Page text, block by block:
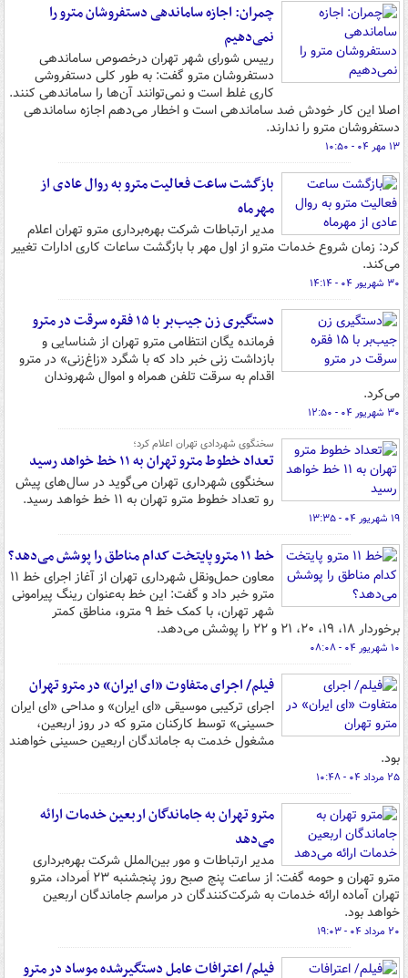
چمران: اجازه ساماندهی دستفروشان مترو را
نمی‌دهیم
رییس شورای شهر تهران درخصوص ساماندهی
دستفروشان مترو گفت: به طور کلی دستفروشی
کاری غلط است و نمی‌توانند آن‌ها را ساماندهی کنند.
اصلا این کار خودش ضد ساماندهی است و اخطار می‌دهم اجازه ساماندهی
دستفروشان مترو را ندارند.
۱۳ مهر ۰۴ - ۱۰:۵۰
بازگشت ساعت فعالیت مترو به روال عادی از
مهرماه
مدیر ارتباطات شرکت بهره‌برداری مترو تهران اعلام
کرد: زمان شروع خدمات مترو از اول مهر با بازگشت ساعات کاری ادارات تغییر
می‌کند.
۳۰ شهریور ۰۴ - ۱۴:۱۴
دستگیری زن جیب‌بر با ۱۵ فقره سرقت در مترو
فرمانده یگان انتظامی مترو تهران از شناسایی و
بازداشت زنی خبر داد که با شگرد «زاغ‌زنی» در مترو
اقدام به سرقت تلفن همراه و اموال شهروندان
می‌کرد.
۳۰ شهریور ۰۴ - ۱۲:۵۰
سخنگوی شهردادی تهران اعلام کرد؛
تعداد خطوط مترو تهران به ۱۱ خط خواهد رسید
سخنگوی شهرداری تهران می‌گوید در سال‌های پیش
رو تعداد خطوط مترو تهران به ۱۱ خط خواهد رسید.
۱۹ شهریور ۰۴ - ۱۳:۳۵
خط ۱۱ مترو پایتخت کدام مناطق را پوشش می‌دهد؟
معاون حمل‌ونقل شهرداری تهران از آغاز اجرای خط ۱۱
مترو خبر داد و گفت: این خط به‌عنوان رینگ پیرامونی
شهر تهران، با کمک خط ۹ مترو، مناطق کمتر
برخوردار ۱۸، ۱۹، ۲۰، ۲۱ و ۲۲ را پوشش می‌دهد.
۱۰ شهریور ۰۴ - ۰۸:۰۸
فیلم/ اجرای متفاوت «ای ایران» در مترو تهران
اجرای ترکیبی موسیقی «ای ایران» و مداحی «ای ایران
حسینی» توسط کارکنان مترو که در روز اربعین،
مشغول خدمت به جاماندگان اربعین حسینی خواهند
بود.
۲۵ مرداد ۰۴ - ۱۰:۴۸
مترو تهران به جاماندگان اربعین خدمات ارائه
می‌دهد
مدیر ارتباطات و مور بین‌الملل شرکت بهره‌برداری
مترو تهران و حومه گفت: از ساعت پنج صبح روز پنجشنبه ۲۳ اَمرداد، مترو
تهران آماده ارائه خدمات به شرکت‌کنندگان در مراسم جاماندگان اربعین
خواهد بود.
۲۰ مرداد ۰۴ - ۱۹:۰۳
فیلم/ اعترافات عامل دستگیرشده موساد در مترو